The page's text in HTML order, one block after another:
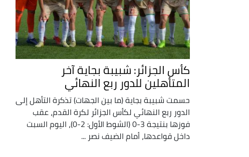
كأس الجزائر: شبيبة بجاية آخر
المتأهلين للدور ربع النهائي
حسمت شبيبة بجاية (ما بين الجهات) تذكرة التأهل إلى
الدور ربع النهائي لكأس الجزائر لكرة القدم، عقب
فوزها بنتيجة 3-0 (الشوط الأول: 2-0)، اليوم السبت
داخل قواعدها، أمام الضيف نصر ...